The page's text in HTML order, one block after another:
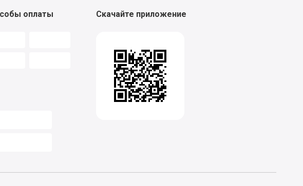
оплаты Скачайте приложение